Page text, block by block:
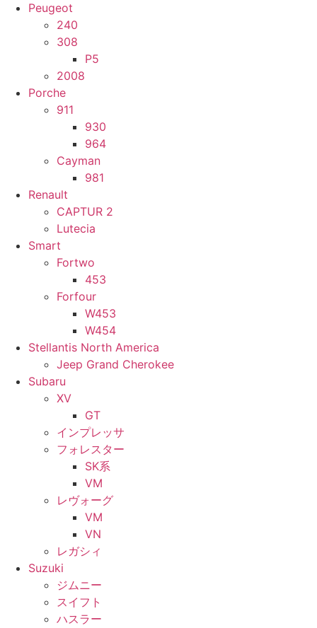
Peugeot
240
308
P5
2008
Porche
911
930
964
Cayman
981
Renault
CAPTUR 2
Lutecia
Smart
Fortwo
453
Forfour
W453
W454
Stellantis North America
Jeep Grand Cherokee
Subaru
XV
GT
インプレッサ
フォレスター
SK系
VM
レヴォーグ
VM
VN
レガシィ
Suzuki
ジムニー
スイフト
ハスラー